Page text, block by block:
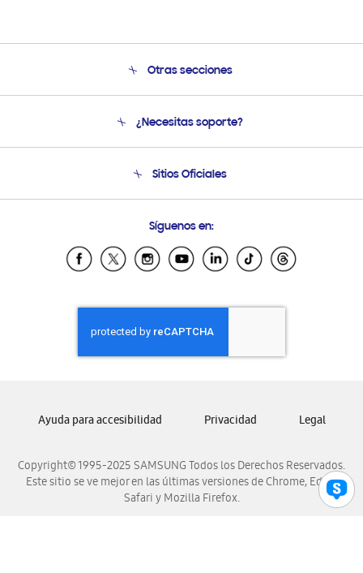
Otras secciones
Soporte
¿Necesitas soporte?
Soporte vía eMail
Sitios Oficiales
Samsung Ecuador
Samsung El Salvador
Samsung Honduras
Samsung Nicaragua
Samsung Panamá
Samsung Venezuela
Síguenos en:
Copyright© 1995-2025 SAMSUNG Todos los Derechos Reservados.
Este sitio se ve mejor en las últimas versiones de Chrome, Edge,
Safari y Mozilla Firefox.
Ayuda para accesibilidad Privacidad Legal